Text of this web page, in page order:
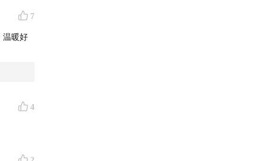
7
温暖好
4